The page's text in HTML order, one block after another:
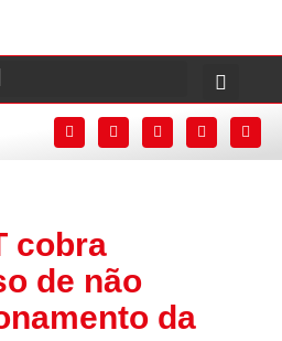
cobra
de não
da